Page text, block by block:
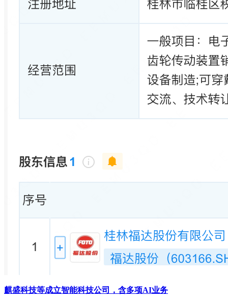
麒盛科技等成立智能科技公司，含多项AI业务